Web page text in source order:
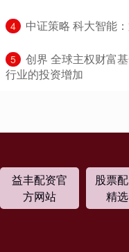
4 中证策略 科大智能
5
创界 全球主权财富
行业的投资增加
益丰配资官
方网站
股票
精选